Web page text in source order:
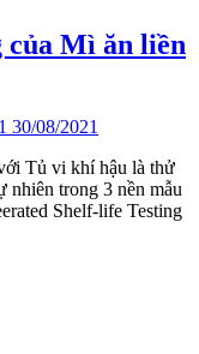
của Mì ăn liền
30/08/2021
Tủ vi khí hậu là thử
nhiên trong 3 nền mẫu
Shelf-life Testing